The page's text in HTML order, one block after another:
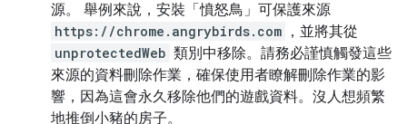
源。 舉例來說，安裝「憤怒鳥」 可保護來源
https://chrome.angrybirds.com ，並將其從
unprotectedWeb 類別中移除。請務必謹慎觸發這些
來源的資料刪除作業，確保使用者瞭解刪除作業的影
響，因為這會永久移除他們的遊戲資料。沒人想頻繁
地推倒小豬的房子。